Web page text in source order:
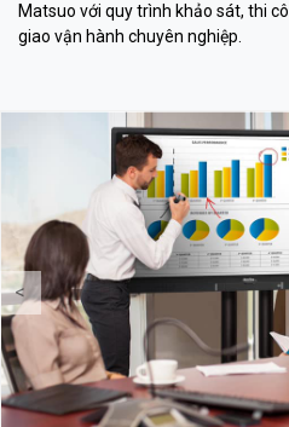
Matsuo với quy trình khảo sát, thi
giao vận hành chuyên nghiệp.
<